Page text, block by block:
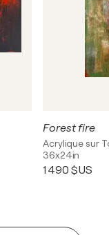
Forest fire
Acrylique sur
36x24in
1 490 $US